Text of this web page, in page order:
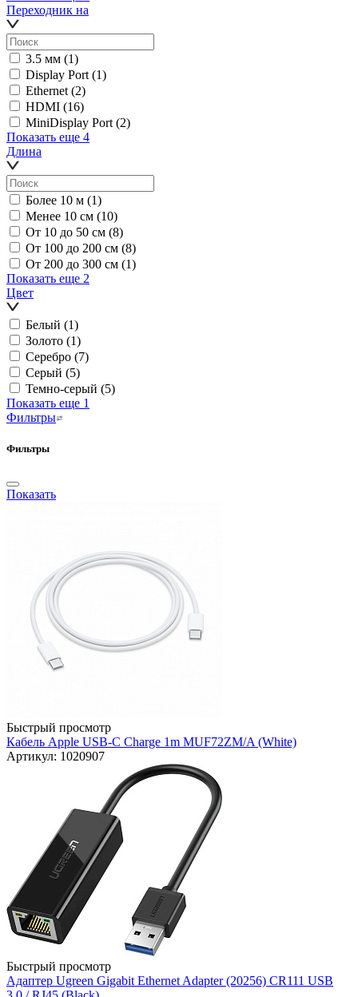
Переходник на
3.5 мм (1)
Display Port (1)
Ethernet (2)
HDMI (16)
MiniDisplay Port (2)
Показать еще 4
Длина
Более 10 м (1)
Менее 10 см (10)
От 10 до 50 см (8)
От 100 до 200 см (8)
От 200 до 300 см (1)
Показать еще 2
Цвет
Белый (1)
Золото (1)
Серебро (7)
Серый (5)
Темно-серый (5)
Показать еще 1
Фильтры
Фильтры
Показать
Быстрый просмотр
Кабель Apple USB-C Charge 1m MUF72ZM/A (White)
Артикул: 1020907
Быстрый просмотр
Адаптер Ugreen Gigabit Ethernet Adapter (20256) CR111 USB